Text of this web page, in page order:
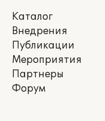
Каталог
Внедрения
Публикации
Мероприятия
Партнеры
Форум